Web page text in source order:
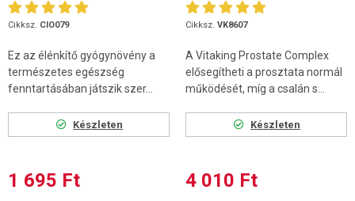
Cikksz. CIO079
Ez az élénkítő gyógynövény a
természetes egészség
fenntartásában játszik szer...
Készleten
1 695 Ft
Cikksz. VK8607
A Vitaking Prostate Complex
elősegítheti a prosztata normál
működését, míg a csalán s...
Készleten
4 010 Ft